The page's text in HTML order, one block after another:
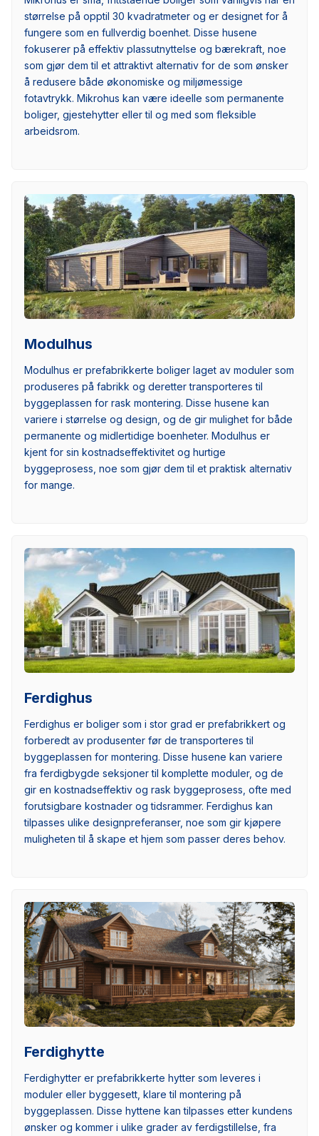
størrelse på opptil 30 kvadratmeter og er designet for å
fungere som en fullverdig boenhet. Disse husene
fokuserer på effektiv plassutnyttelse og bærekraft, noe
som gjør dem til et attraktivt alternativ for de som ønsker
å redusere både økonomiske og miljømessige
fotavtrykk. Mikrohus kan være ideelle som permanente
boliger, gjestehytter eller til og med som fleksible
arbeidsrom.
Modulhus
Modulhus er prefabrikkerte boliger laget av moduler som
produseres på fabrikk og deretter transporteres til
byggeplassen for rask montering. Disse husene kan
variere i størrelse og design, og de gir mulighet for både
permanente og midlertidige boenheter. Modulhus er
kjent for sin kostnadseffektivitet og hurtige
byggeprosess, noe som gjør dem til et praktisk alternativ
for mange.
Ferdighus
Ferdighus er boliger som i stor grad er prefabrikkert og
forberedt av produsenter før de transporteres til
byggeplassen for montering. Disse husene kan variere
fra ferdigbygde seksjoner til komplette moduler, og de
gir en kostnadseffektiv og rask byggeprosess, ofte med
forutsigbare kostnader og tidsrammer. Ferdighus kan
tilpasses ulike designpreferanser, noe som gir kjøpere
muligheten til å skape et hjem som passer deres behov.
Ferdighytte
Ferdighytter er prefabrikkerte hytter som leveres i
moduler eller byggesett, klare til montering på
byggeplassen. Disse hyttene kan tilpasses etter kundens
ønsker og kommer i ulike grader av ferdigstillelse, fra